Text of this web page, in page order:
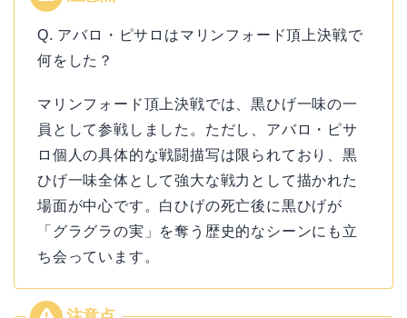
Q. アバロ・ピサロはマリンフォード頂上決戦で
何をした？
マリンフォード頂上決戦では、黒ひげ一味の一
員として参戦しました。ただし、アバロ・ピサ
ロ個人の具体的な戦闘描写は限られており、黒
ひげ一味全体として強大な戦力として描かれた
場面が中心です。白ひげの死亡後に黒ひげが
「グラグラの実」を奪う歴史的なシーンにも立
ち会っています。